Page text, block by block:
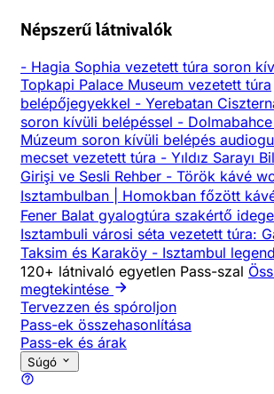
Népszerű látnivalók
- Hagia Sophia vezetett túra soron
Topkapi Palace Museum vezetett túra
belépőjegyekkel - Yerebatan
soron kívüli belépéssel -
Múzeum soron kívüli belépés
mecset vezetett túra - Yıldız Sarayı
Girişi ve Sesli Rehber - Török kávé
Isztambulban | Homokban főzött
Fener Balat gyalogtúra szakértő
Isztambuli városi séta vezetett túra:
Taksim és Karaköy - Isztambul
120+ látnivaló egyetlen Pass-szal
megtekintése
Tervezzen és spóroljon
Pass-ek összehasonlítása
Pass-ek és árak
Súgó